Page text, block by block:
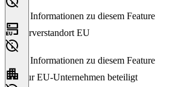
Keine Informationen zu diesem Feature
Serverstandort EU
Keine Informationen zu diesem Feature
Nur EU-Unternehmen beteiligt